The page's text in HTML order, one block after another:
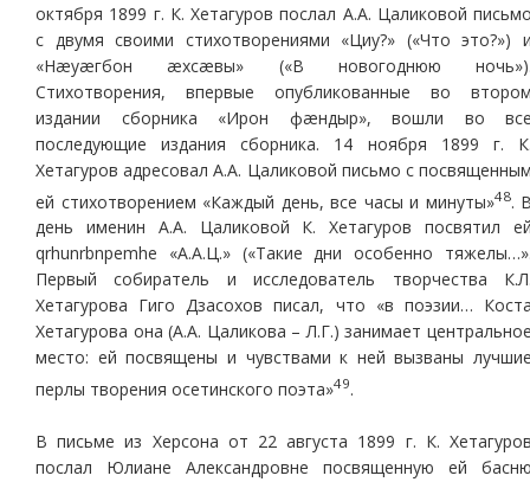
октября 1899 г. К. Хетагуров послал А.А. Цаликовой
с двумя своими стихотворениями «Циу?» («Что это?»)
«Нæуæгбон æхсæвы» («В новогоднюю
Стихотворения, впервые опубликованные во
издании сборника «Ирон фæндыр», вошли во
последующие издания сборника. 14 ноября 1899 г.
Хетагуров адресовал А.А. Цаликовой письмо с
ей стихотворением «Каждый день, все часы и минуты»48.
день именин А.А. Цаликовой К. Хетагуров посвятил
qrhunrbnpemhe «А.А.Ц.» («Такие дни особенно
Первый собиратель и исследователь творчества
Хетагурова Гиго Дзасохов писал, что «в поэзии…
Хетагурова она (А.А. Цаликова – Л.Г.) занимает
место: ей посвящены и чувствами к ней вызваны
перлы творения осетинского поэта»49.
В письме из Херсона от 22 августа 1899 г. К.
послал Юлиане Александровне посвященную ей